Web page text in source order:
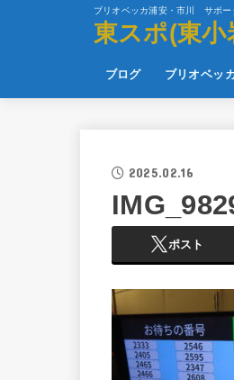
ブリオベッカ浦安・市川 サポー
東スポ(東
ブログ ブリオベッ
2025.02.16
ポスト